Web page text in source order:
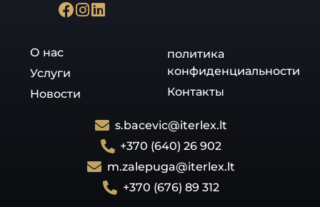
О нас
Услуги
Новости
политика
конфиденциальности
Контакты
s.bacevic@iterlex.lt
+370 (640) 26 902
m.zalepuga@iterlex.lt
+370 (676) 89 312